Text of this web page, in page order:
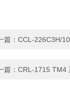
篇： CCL-226C3H/
篇： CRL-1715 TM4